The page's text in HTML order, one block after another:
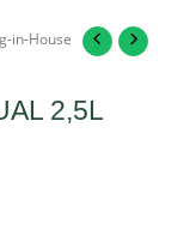
in-House
2,5L